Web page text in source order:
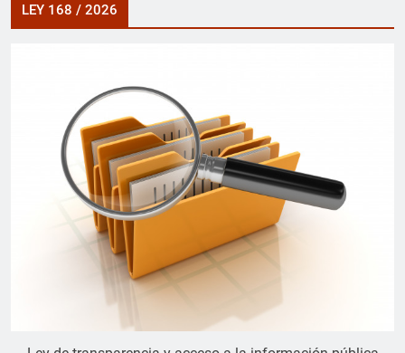
LEY 168 / 2026